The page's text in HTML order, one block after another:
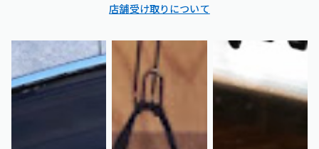
店舗受け取りについて